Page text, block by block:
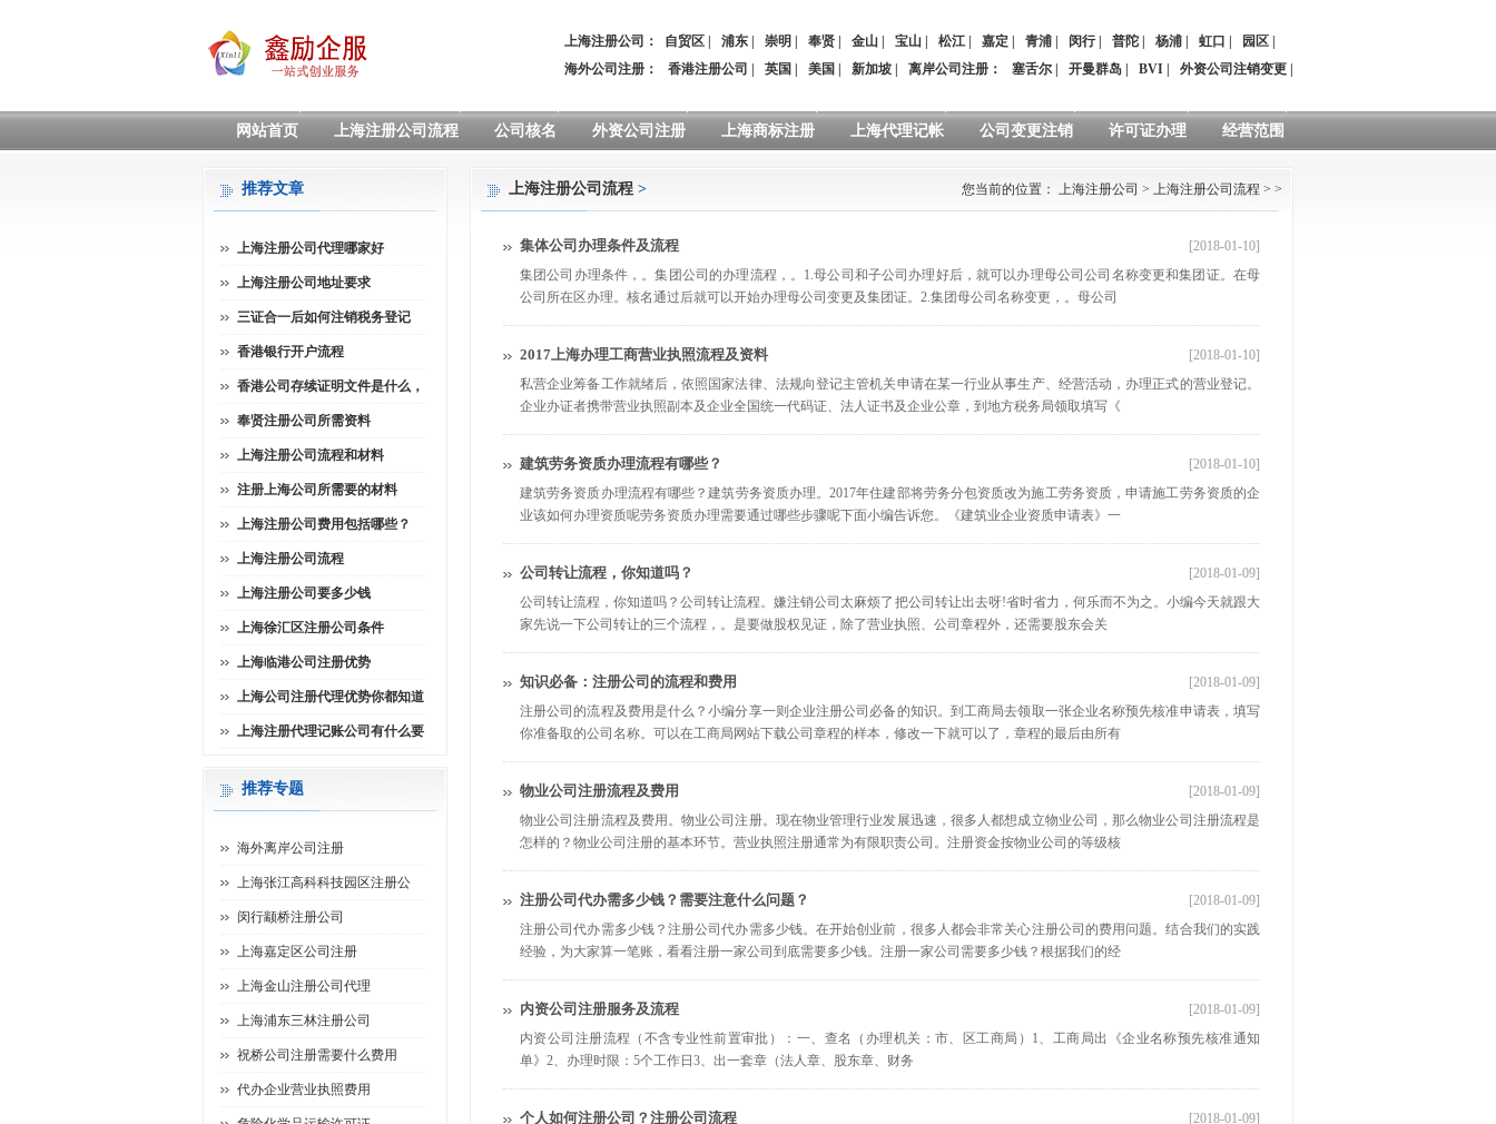
上海注册公司： 自贸区 浦东 崇明 奉贤 金山 宝山 松江 嘉定 青浦 闵行| 普陀 杨浦 虹口 园区
海外公司注册：
香港注册公司 英国 美国 新加坡 离岸公司注册 ： 塞舌尔 开曼群岛 BVI 外资公司注销变更
网站首页 上海注册公司流程 公司核名 外资公司注册 上海商标注册 上海代理记帐 公司变更注销 许可证办理 经营范围
上海注册公司流程 > 您当前的位置： 上海注册公司 > 上海注册公司流程 > >
集体公司办理条件及流程
[2018-01-10]
集团公司办理条件，。集团公司的办理流程，。1.母公司和子公司办理好后，就可以办理母公司公司名称变更和集团证。在母
公司所在区办理。核名通过后就可以开始办理母公司变更及集团证。2.集团母公司名称变更，。母公司
2017上海办理工商营业执照流程及资料
[2018-01-10]
私营企业筹备工作就绪后，依照国家法律、法规向登记主管机关申请在某一行业从事生产、经营活动，办理正式的营业登记。
企业办证者携带营业执照副本及企业全国统一代码证、法人证书及企业公章，到地方税务局领取填写《
建筑劳务资质办理流程有哪些？
[2018-01-10]
建筑劳务资质办理流程有哪些？建筑劳务资质办理。2017年住建部将劳务分包资质改为施工劳务资质，申请施工劳务资质的企
业该如何办理资质呢劳务资质办理需要通过哪些步骤呢下面小编告诉您。《建筑业企业资质申请表》一
公司转让流程，你知道吗？
[2018-01-09]
公司转让流程，你知道吗？公司转让流程。嫌注销公司太麻烦了把公司转让出去呀!省时省力，何乐而不为之。小编今天就跟大
家先说一下公司转让的三个流程，。是要做股权见证，除了营业执照、公司章程外，还需要股东会关
知识必备：注册公司的流程和费用
[2018-01-09]
注册公司的流程及费用是什么？小编分享一则企业注册公司必备的知识。到工商局去领取一张企业名称预先核准申请表，填写
你准备取的公司名称。可以在工商局网站下载公司章程的样本，修改一下就可以了，章程的最后由所有
物业公司注册流程及费用
[2018-01-09]
物业公司注册流程及费用。物业公司注册。现在物业管理行业发展迅速，很多人都想成立物业公司，那么物业公司注册流程是
怎样的？物业公司注册的基本环节。营业执照注册通常为有限职责公司。注册资金按物业公司的等级核
注册公司代办需多少钱？需要注意什么问题？
[2018-01-09]
注册公司代办需多少钱？注册公司代办需多少钱。在开始创业前，很多人都会非常关心注册公司的费用问题。结合我们的实践
经验，为大家算一笔账，看看注册一家公司到底需要多少钱。注册一家公司需要多少钱？根据我们的经
内资公司注册服务及流程
[2018-01-09]
内资公司注册流程（不含专业性前置审批）：一、查名（办理机关：市、区工商局）1、工商局出《企业名称预先核准通知
单》2、办理时限：5个工作日3、出一套章（法人章、股东章、财务
个人如何注册公司？注册公司流程
[2018-01-09]
推荐文章
上海注册公司代理哪家好
上海注册公司地址要求
三证合一后如何注销税务登记
香港银行开户流程
香港公司存续证明文件是什么，
奉贤注册公司所需资料
上海注册公司流程和材料
注册上海公司所需要的材料
上海注册公司费用包括哪些？
上海注册公司流程
上海注册公司要多少钱
上海徐汇区注册公司条件
上海临港公司注册优势
上海公司注册代理优势你都知道
上海注册代理记账公司有什么要
推荐专题
海外离岸公司注册
上海张江高科科技园区注册公
闵行颛桥注册公司
上海嘉定区公司注册
上海金山注册公司代理
上海浦东三林注册公司
祝桥公司注册需要什么费用
代办企业营业执照费用